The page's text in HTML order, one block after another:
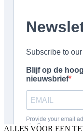
ALLES VOOR EEN